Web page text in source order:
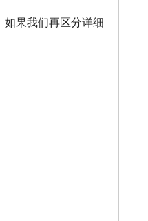
如果我们再区分详细